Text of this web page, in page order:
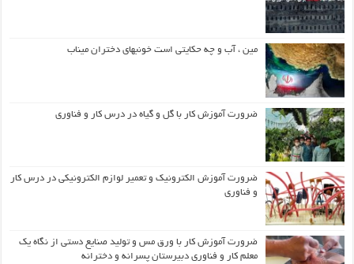
مین ، آب و چه حکایتی است خونبهای دختران میناب
ضرورت آموزش کار با گل و گیاه در درس کار و فناوری
ضرورت آموزش الکترونیک و تعمیر لوازم الکترونیکی در درس کار
و فناوری
ضرورت آموزش کار با ورق مس و تولید صنایع دستی از نگاه یک
معلم کار و فناوری دبیرستان پسرانه و دخترانه